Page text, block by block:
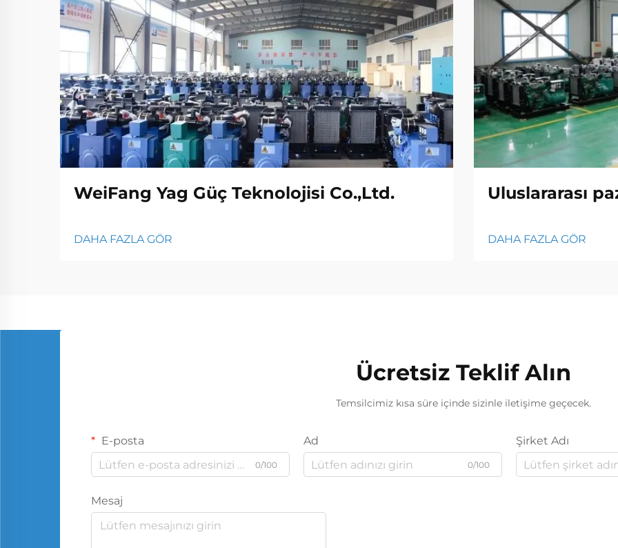
WeiFang Yag Güç Teknolojisi Co.,Ltd.
DAHA FAZLA GÖR
Uluslararası
DAHA FAZLA GÖR
Ücretsiz Teklif Alın
Temsilcimiz kısa süre içinde sizinle iletişime geçecek.
E-posta
0/100
Ad
0/100
Şirket Adı
Mesaj